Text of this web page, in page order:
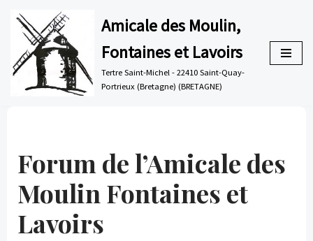
Aller
au
contenu
Amicale des Moulin,
Fontaines et Lavoirs
Tertre Saint-Michel - 22410 Saint-Quay-
Portrieux (Bretagne) (BRETAGNE)
Forum de l’Amicale des
Moulin Fontaines et
Lavoirs